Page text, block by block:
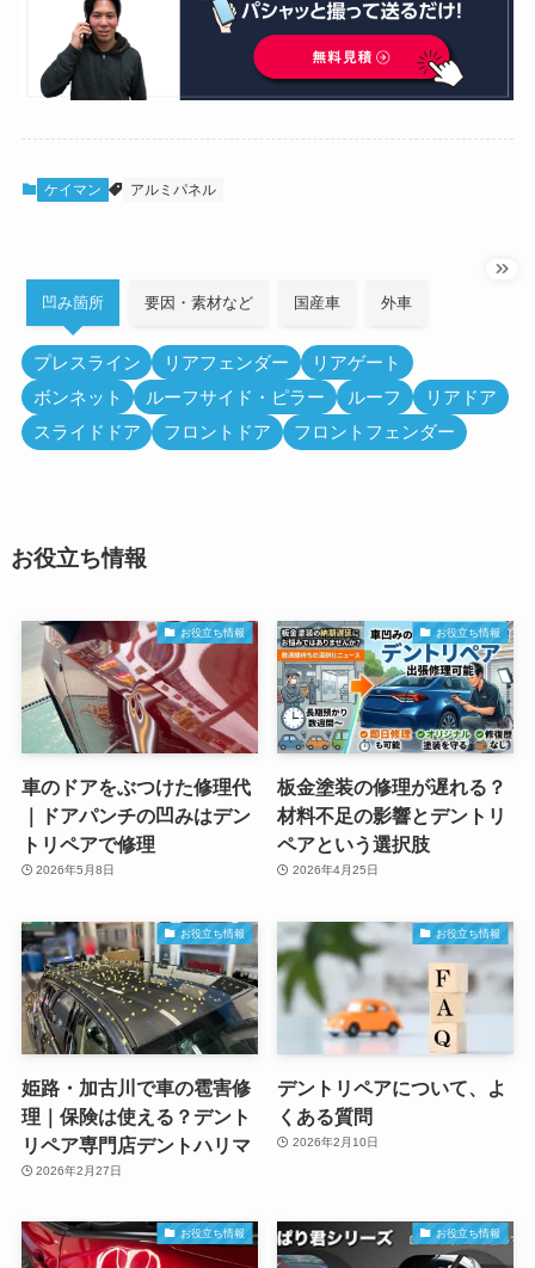
ケイマン アルミパネル
凹み箇所 要因・素材など 国産車 外車
プレスライン リアフェンダー
リアゲート
ボンネット
ルーフサイド・ピラー ルーフ
リアドア
スライドドア
フロントドア フロントフェンダー
お役立ち情報
お役立ち情報
車のドアをぶつけた修理代
｜ドアパンチの凹みはデン
トリペアで修理
2026年5月8日
お役立ち情報
板金塗装の修理が遅れる？
材料不足の影響とデントリ
ペアという選択肢
2026年4月25日
お役立ち情報
姫路・加古川で車の雹害修
理｜保険は使える？デント
リペア専門店デントハリマ
2026年2月27日
お役立ち情報
デントリペアについて、よ
くある質問
2026年2月10日
お役立ち情報 お役立ち情報